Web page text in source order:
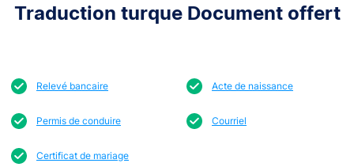
Traduction turque Document offert
Relevé bancaire Acte de naissance
Permis de conduire Courriel
Certificat de mariage